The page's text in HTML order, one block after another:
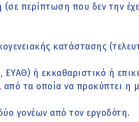
περίπτωση που δεν την
κατάστασης
ή εκκαθαριστικό ή
τα οποία να προκύπτει η
γονέων από τον εργοδότη.